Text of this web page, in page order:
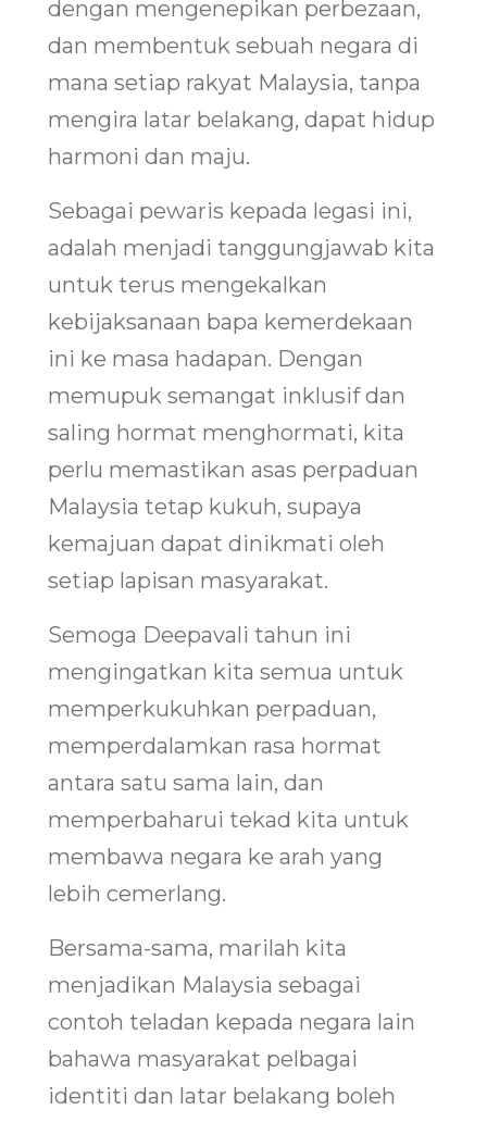
dengan mengenepikan perbezaan,
dan membentuk sebuah negara di
mana setiap rakyat Malaysia, tanpa
mengira latar belakang, dapat hidup
harmoni dan maju.
Sebagai pewaris kepada legasi ini,
adalah menjadi tanggungjawab kita
untuk terus mengekalkan
kebijaksanaan bapa kemerdekaan
ini ke masa hadapan. Dengan
memupuk semangat inklusif dan
saling hormat menghormati, kita
perlu memastikan asas perpaduan
Malaysia tetap kukuh, supaya
kemajuan dapat dinikmati oleh
setiap lapisan masyarakat.
Semoga Deepavali tahun ini
mengingatkan kita semua untuk
memperkukuhkan perpaduan,
memperdalamkan rasa hormat
antara satu sama lain, dan
memperbaharui tekad kita untuk
membawa negara ke arah yang
lebih cemerlang.
Bersama-sama, marilah kita
menjadikan Malaysia sebagai
contoh teladan kepada negara lain
bahawa masyarakat pelbagai
identiti dan latar belakang boleh